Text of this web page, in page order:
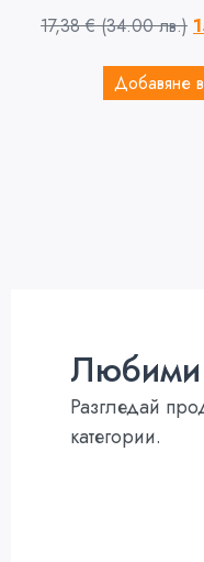
17,38€ (34.00 лв.)
Добавяне
Любими
Разгледай
категории.